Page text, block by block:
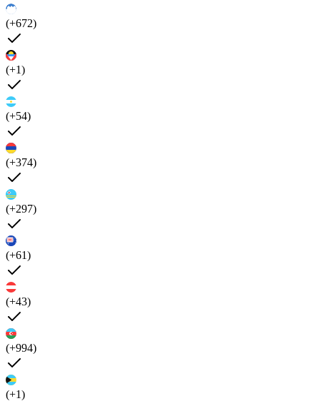
(+672)
(+1)
(+54)
(+374)
(+297)
(+61)
(+43)
(+994)
(+1)